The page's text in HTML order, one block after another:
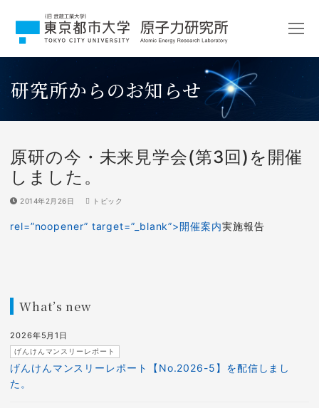
研究所からのお知らせ
原研の今・未来見学会(第3回)を開催
しました。
2014年2月26日 トピック
rel=”noopener” target=”_blank”>開催案内実施報告
What’s new
げんけんマンスリーレポート【No.2026-5】を配信しまし
た。
げんけんマンスリーレポート
2026年5月1日